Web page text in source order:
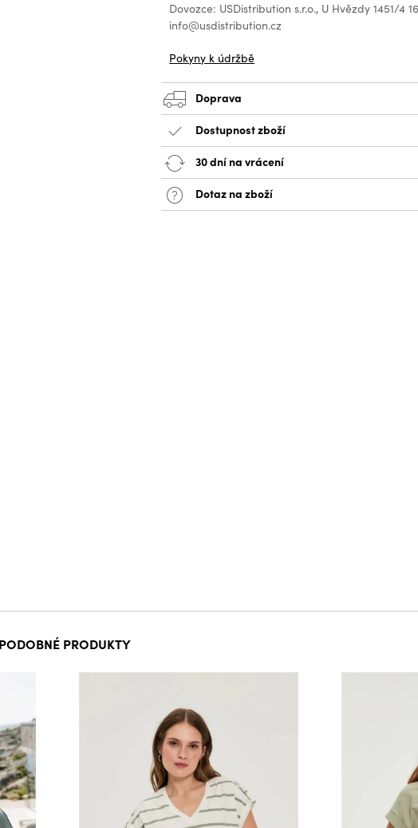
Dovozce: USDistribution s.r.o., U Hvězdy 1451/4
info@usdistribution.cz
Pokyny k údržbě
Doprava
Dostupnost zboží
30 dní na vrácení
Dotaz na zboží
PODOBNÉ PRODUKTY